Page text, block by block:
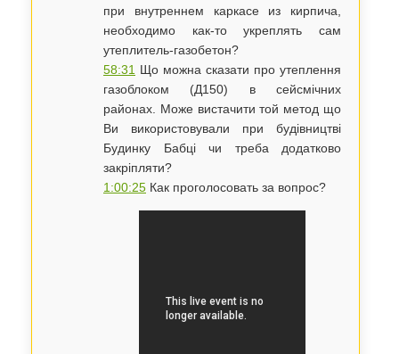
при внутреннем каркасе из кирпича,
необходимо как-то укреплять сам
утеплитель-газобетон?
58:31 Що можна сказати про утеплення
газоблоком (Д150) в сейсмічних
районах. Може вистачити той метод що
Ви використовували при будівництві
Будинку Бабці чи треба додатково
закріпляти?
1:00:25 Как проголосовать за вопрос?